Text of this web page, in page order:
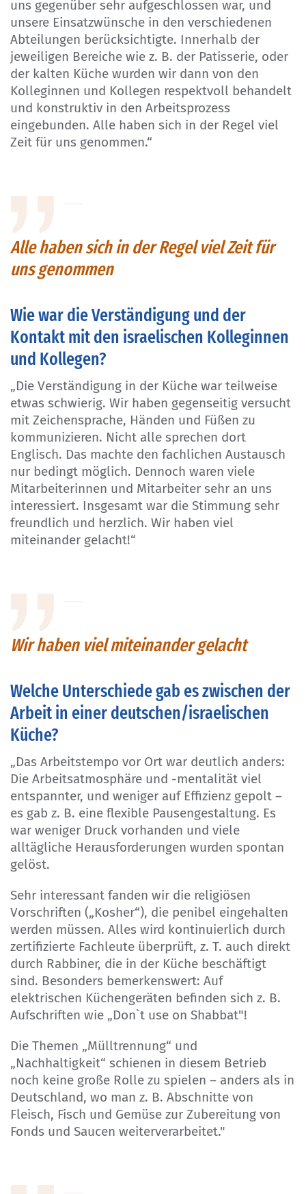
uns gegenüber sehr aufgeschlossen war, und
unsere Einsatzwünsche in den verschiedenen
Abteilungen berücksichtigte. Innerhalb der
jeweiligen Bereiche wie z. B. der Patisserie, oder
der kalten Küche wurden wir dann von den
Kolleginnen und Kollegen respektvoll behandelt
und konstruktiv in den Arbeitsprozess
eingebunden. Alle haben sich in der Regel viel
Zeit für uns genommen.“
Alle haben sich in der Regel viel Zeit für
uns genommen
Wie war die Verständigung und der
Kontakt mit den israelischen Kolleginnen
und Kollegen?
„Die Verständigung in der Küche war teilweise
etwas schwierig. Wir haben gegenseitig versucht
mit Zeichensprache, Händen und Füßen zu
kommunizieren. Nicht alle sprechen dort
Englisch. Das machte den fachlichen Austausch
nur bedingt möglich. Dennoch waren viele
Mitarbeiterinnen und Mitarbeiter sehr an uns
interessiert. Insgesamt war die Stimmung sehr
freundlich und herzlich. Wir haben viel
miteinander gelacht!“
Wir haben viel miteinander gelacht
Welche Unterschiede gab es zwischen der
Arbeit in einer deutschen/israelischen
Küche?
„Das Arbeitstempo vor Ort war deutlich anders:
Die Arbeitsatmosphäre und -mentalität viel
entspannter, und weniger auf Effizienz gepolt –
es gab z. B. eine flexible Pausengestaltung. Es
war weniger Druck vorhanden und viele
alltägliche Herausforderungen wurden spontan
gelöst.
Sehr interessant fanden wir die religiösen
Vorschriften („Kosher“), die penibel eingehalten
werden müssen. Alles wird kontinuierlich durch
zertifizierte Fachleute überprüft, z. T. auch direkt
durch Rabbiner, die in der Küche beschäftigt
sind. Besonders bemerkenswert: Auf
elektrischen Küchengeräten befinden sich z. B.
Aufschriften wie „Don`t use on Shabbat"!
Die Themen „Mülltrennung“ und
„Nachhaltigkeit“ schienen in diesem Betrieb
noch keine große Rolle zu spielen – anders als in
Deutschland, wo man z. B. Abschnitte von
Fleisch, Fisch und Gemüse zur Zubereitung von
Fonds und Saucen weiterverarbeitet."